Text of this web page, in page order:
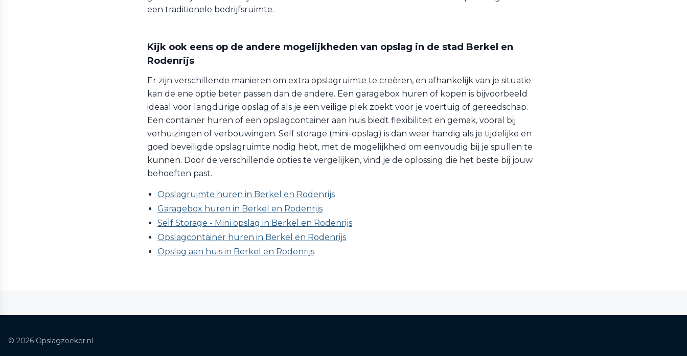
een traditionele bedrijfsruimte.
Kijk ook eens op de andere mogelijkheden van opslag in de stad Berkel en
Rodenrijs
Er zijn verschillende manieren om extra opslagruimte te creëren, en afhankelijk van je situatie
kan de ene optie beter passen dan de andere. Een garagebox huren of kopen is bijvoorbeeld
ideaal voor langdurige opslag of als je een veilige plek zoekt voor je voertuig of gereedschap.
Een container huren of een opslagcontainer aan huis biedt flexibiliteit en gemak, vooral bij
verhuizingen of verbouwingen. Self storage (mini-opslag) is dan weer handig als je tijdelijke en
goed beveiligde opslagruimte nodig hebt, met de mogelijkheid om eenvoudig bij je spullen te
kunnen. Door de verschillende opties te vergelijken, vind je de oplossing die het beste bij jouw
behoeften past.
Opslagruimte huren in Berkel en Rodenrijs
Garagebox huren in Berkel en Rodenrijs
Self Storage - Mini opslag in Berkel en Rodenrijs
Opslagcontainer huren in Berkel en Rodenrijs
Opslag aan huis in Berkel en Rodenrijs
© 2026 Opslagzoeker.nl